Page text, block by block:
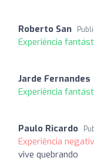
Roberto San
Experiência
Jarde Fernandes
Experiência
Paulo Ricardo
Experiência
vive quebrando